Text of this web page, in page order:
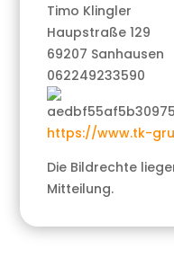
Timo Klingler
Haupstraße 129
69207 Sanhausen
062249233590
https://www.tk-
Die Bildrechte
Mitteilung.